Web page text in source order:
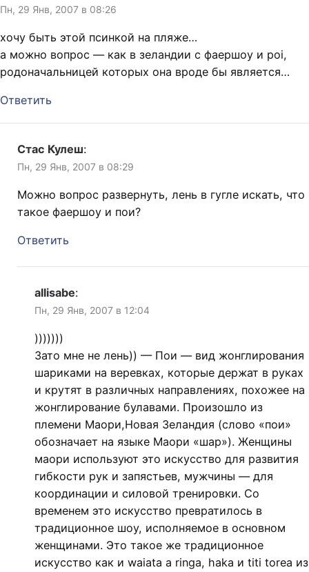
Пн, 29 Янв, 2007 в 08:26
хочу быть этой псинкой на пляже…
а можно вопрос — как в зеландии с фаершоу и poi,
родоначальницей которых она вроде бы является…
Ответить
Стас Кулеш:
Пн, 29 Янв, 2007 в 08:29
Можно вопрос развернуть, лень в гугле искать, что
такое фаершоу и пои?
Ответить
allisabe:
Пн, 29 Янв, 2007 в 12:04
)))))))
Зато мне не лень)) — Пои — вид жонглирования
шариками на веревках, которые держат в руках
и крутят в различных направлениях, похожее на
жонглирование булавами. Произошло из
племени Маори,Новая Зеландия (слово «пои»
обозначает на языке Маори «шар»). Женщины
маори используют это искусство для развития
гибкости рук и запястьев, мужчины — для
координации и силовой тренировки. Со
временем это искусство превратилось в
традиционное шоу, исполняемое в основном
женщинами. Это такое же традиционное
искусство как и waiata a ringa, haka и titi torea из